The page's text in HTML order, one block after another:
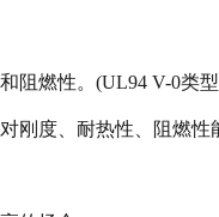
和阻燃性。 (UL94 V-0类型
对刚度、耐热性、阻燃性